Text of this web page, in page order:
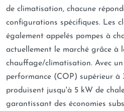
de climatisation, chacune
configurations spécifiques. Les
également appelés pompes à
actuellement le marché grâce à
chauffage/climatisation. Avec
performance (COP) supérieur à
produisent jusqu'à 5 kW de
garantissant des économies